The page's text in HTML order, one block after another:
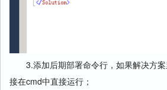
3.添加后期部署命令行，如果解决方案
接在cmd中直接运行；